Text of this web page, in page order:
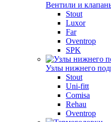
Вентили и
Stout
Luxor
Far
Oventrop
SPK
Узлы нижнего
Stout
Uni-fitt
Comisa
Rehau
Oventrop